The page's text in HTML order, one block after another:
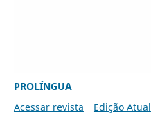
PROLÍNGUA
Acessar revista
Edição Atual